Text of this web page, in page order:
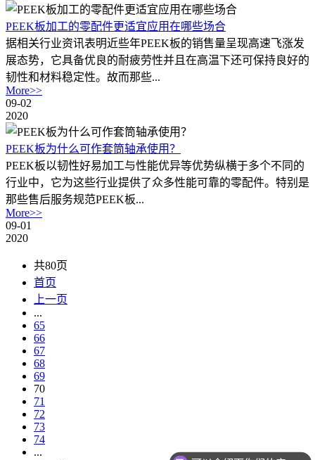
PEEK板加工的零配件更适宜应用在哪些场合
据相关行业资讯表明近些年PEEK板的销售量呈现高速飞涨发
展态势，它具备优良的耐疲劳性并且在高温下还可保持良好的
韧性和材料稳定性。故而那些...
More>>
09-02
2020
PEEK板为什么可作套筒轴承使用？
PEEK板以韧性好易加工与性能优异等优势纵横于多个不同的
行业中，它为这些行业提供了众多性能可靠的零配件。特别是
那些售后服务规范PEEK板...
More>>
09-01
2020
共80页
首页
上一页
...
65
66
67
68
69
70
71
72
73
74
...